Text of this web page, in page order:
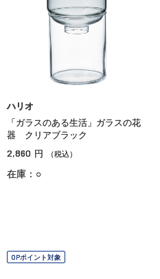
ハリオ
「ガラスのある生活」ガラスの花
器 クリアブラック
2,860 円 （税込）
在庫：○
OPポイント対象